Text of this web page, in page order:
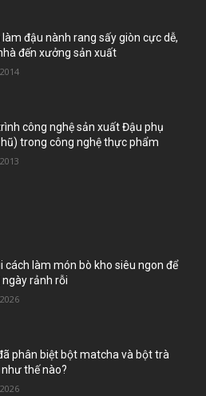
làm đậu nành rang sấy giòn cực dễ,
đến xưởng sản xuất
công nghệ sản xuất Đậu phụ
trong công nghệ thực phẩm
cách làm món bò kho siêu ngon để
ngày rảnh rỗi
phân biệt bột matcha và bột trà
thế nào?